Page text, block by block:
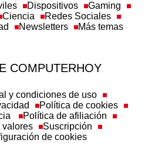
Dispositivos
Gaming
Ciencia
Redes Sociales
Newsletters Más temas
COMPUTERHOY
y condiciones de uso
Política de cookies
Política de afiliación
valores
Suscripción
de cookies